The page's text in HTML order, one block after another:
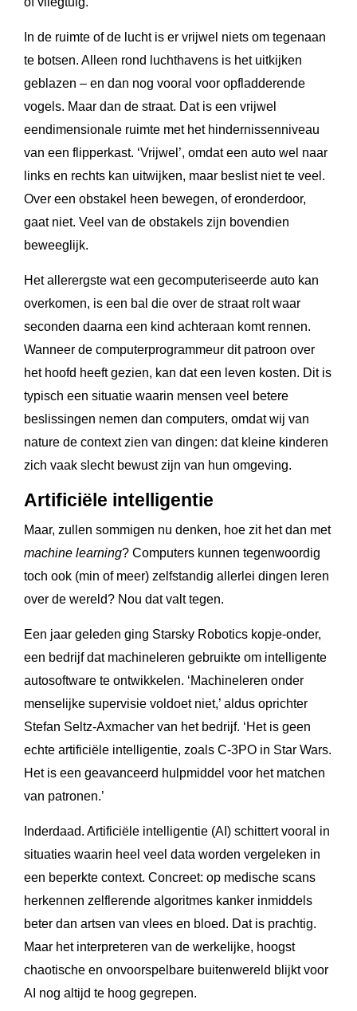
In de ruimte of de lucht is er vrijwel niets om tegenaan
te botsen. Alleen rond luchthavens is het uitkijken
geblazen – en dan nog vooral voor opfladderende
vogels. Maar dan de straat. Dat is een vrijwel
eendimensionale ruimte met het hindernissenniveau
van een flipperkast. ‘Vrijwel’, omdat een auto wel naar
links en rechts kan uitwijken, maar beslist niet te veel.
Over een obstakel heen bewegen, of eronderdoor,
gaat niet. Veel van de obstakels zijn bovendien
beweeglijk.
Het allerergste wat een gecomputeriseerde auto kan
overkomen, is een bal die over de straat rolt waar
seconden daarna een kind achteraan komt rennen.
Wanneer de computerprogrammeur dit patroon over
het hoofd heeft gezien, kan dat een leven kosten. Dit is
typisch een situatie waarin mensen veel betere
beslissingen nemen dan computers, omdat wij van
nature de context zien van dingen: dat kleine kinderen
zich vaak slecht bewust zijn van hun omgeving.
Artificiële intelligentie
Maar, zullen sommigen nu denken, hoe zit het dan met
machine learning? Computers kunnen tegenwoordig
toch ook (min of meer) zelfstandig allerlei dingen leren
over de wereld? Nou dat valt tegen.
Een jaar geleden ging Starsky Robotics kopje-onder,
een bedrijf dat machineleren gebruikte om intelligente
autosoftware te ontwikkelen. ‘Machineleren onder
menselijke supervisie voldoet niet,’ aldus oprichter
Stefan Seltz-Axmacher van het bedrijf. ‘Het is geen
echte artificiële intelligentie, zoals C-3PO in Star Wars.
Het is een geavanceerd hulpmiddel voor het matchen
van patronen.’
Inderdaad. Artificiële intelligentie (AI) schittert vooral in
situaties waarin heel veel data worden vergeleken in
een beperkte context. Concreet: op medische scans
herkennen zelflerende algoritmes kanker inmiddels
beter dan artsen van vlees en bloed. Dat is prachtig.
Maar het interpreteren van de werkelijke, hoogst
chaotische en onvoorspelbare buitenwereld blijkt voor
AI nog altijd te hoog gegrepen.